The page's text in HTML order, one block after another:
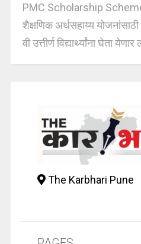
PMC Scholarship
शैक्षणिक अर्थसहाय्य
वी उत्तीर्ण विद्यार्थ्यांना घेता येणार
The Karbhari Pune